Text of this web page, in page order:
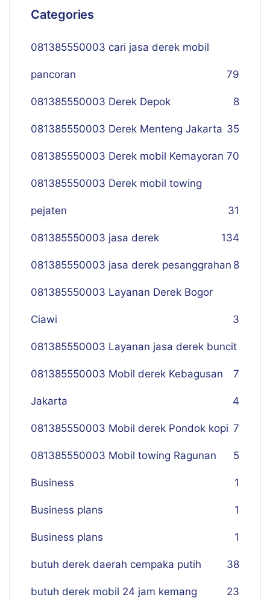
Categories
081385550003 cari jasa derek mobil
pancoran 79
081385550003 Derek Depok 8
081385550003 Derek Menteng Jakarta 35
081385550003 Derek mobil Kemayoran 70
081385550003 Derek mobil towing
pejaten 31
081385550003 jasa derek 134
081385550003 jasa derek pesanggrahan 8
081385550003 Layanan Derek Bogor
Ciawi 3
081385550003 Layanan jasa derek buncit
7
081385550003 Mobil derek Kebagusan
Jakarta 4
081385550003 Mobil derek Pondok kopi 7
081385550003 Mobil towing Ragunan 5
Business 1
Business plans 1
Business plans 1
butuh derek daerah cempaka putih 38
butuh derek mobil 24 jam kemang 23